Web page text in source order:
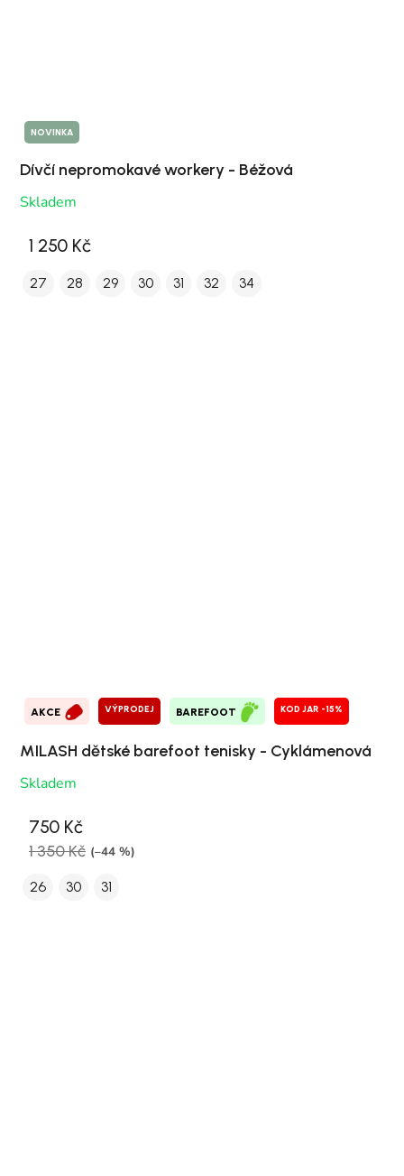
NOVINKA
Dívčí nepromokavé workery - Béžová
Skladem
1 250 Kč
27 28 29 30 31 32 34
AKCE VÝPRODEJ BAREFOOT KOD JAR -15%
MILASH dětské barefoot tenisky - Cyklámenová
Skladem
750 Kč
1 350 Kč (–44 %)
26 30 31